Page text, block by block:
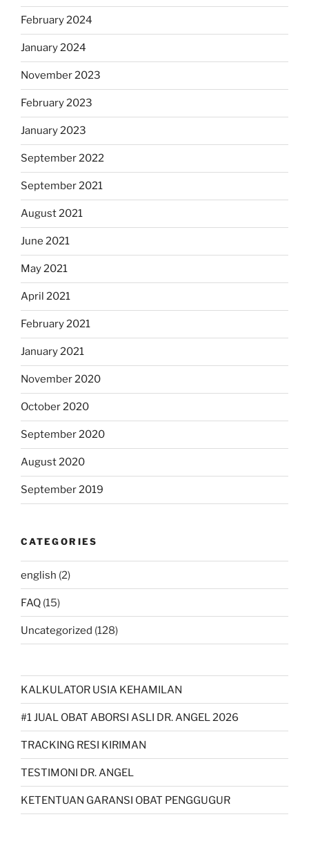
February 2024
January 2024
November 2023
February 2023
January 2023
September 2022
September 2021
August 2021
June 2021
May 2021
April 2021
February 2021
January 2021
November 2020
October 2020
September 2020
August 2020
September 2019
CATEGORIES
english (2)
FAQ (15)
Uncategorized (128)
KALKULATOR USIA KEHAMILAN
#1 JUAL OBAT ABORSI ASLI DR. ANGEL 2026
TRACKING RESI KIRIMAN
TESTIMONI DR. ANGEL
KETENTUAN GARANSI OBAT PENGGUGUR